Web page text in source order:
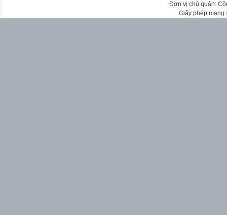
Đơn vị chủ quản:
Giấy phép mạng